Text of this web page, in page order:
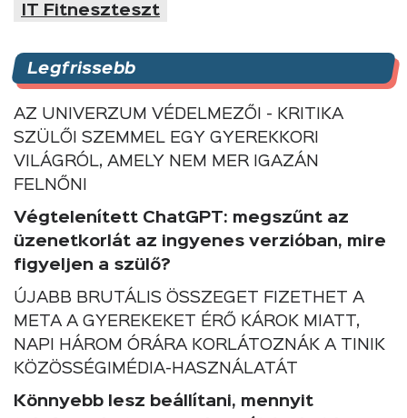
IT Fitneszteszt
Legfrissebb
AZ UNIVERZUM VÉDELMEZŐI - KRITIKA
SZÜLŐI SZEMMEL EGY GYEREKKORI
VILÁGRÓL, AMELY NEM MER IGAZÁN
FELNŐNI
Végtelenített ChatGPT: megszűnt az
üzenetkorlát az ingyenes verzióban, mire
figyeljen a szülő?
ÚJABB BRUTÁLIS ÖSSZEGET FIZETHET A
META A GYEREKEKET ÉRŐ KÁROK MIATT,
NAPI HÁROM ÓRÁRA KORLÁTOZNÁK A TINIK
KÖZÖSSÉGIMÉDIA-HASZNÁLATÁT
Könnyebb lesz beállítani, mennyit